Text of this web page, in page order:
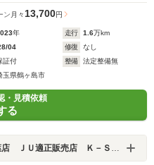
ン 月々13,700円
年 走行 1.6万km
04 修復
なし
証付 整備
法定整備無
玉県鶴ヶ島市
・見積依頼
る
正販売店 Ｋ－ＳＴＡＧＥ２７２